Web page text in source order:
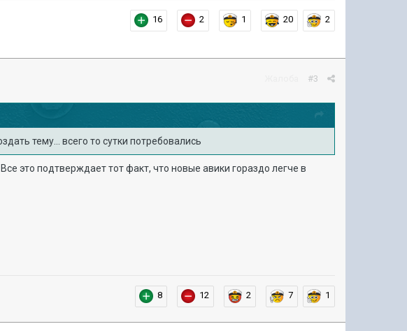
16 2 1 20 2
#3
тему... всего то сутки потребовались
это подтверждает тот факт, что новые авики гораздо легче в
8 12 2 7 1